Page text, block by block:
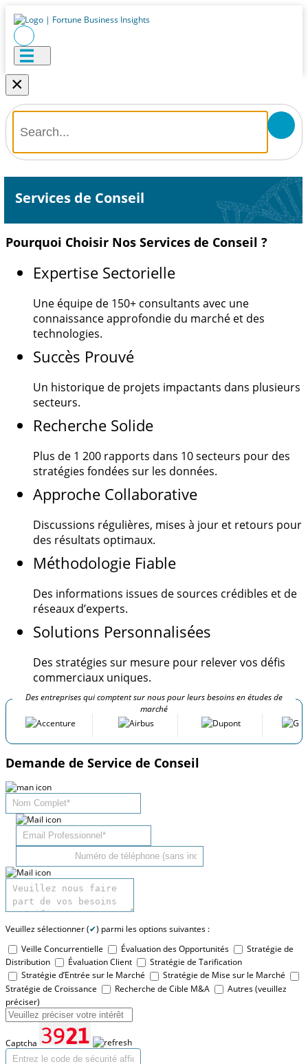
×
Services de Conseil
Pourquoi Choisir Nos Services de Conseil ?
Expertise Sectorielle
Une équipe de 150+ consultants avec une
connaissance approfondie du marché et des
technologies.
Succès Prouvé
Un historique de projets impactants dans plusieurs
secteurs.
Recherche Solide
Plus de 1 200 rapports dans 10 secteurs pour des
stratégies fondées sur les données.
Approche Collaborative
Discussions régulières, mises à jour et retours pour
des résultats optimaux.
Méthodologie Fiable
Des informations issues de sources crédibles et de
réseaux d’experts.
Solutions Personnalisées
Des stratégies sur mesure pour relever vos défis
commerciaux uniques.
Des entreprises qui comptent sur nous pour leurs besoins en études de
marché
Demande de Service de Conseil
Veuillez sélectionner (✔) parmi les options suivantes :
Veille Concurrentielle
Évaluation des Opportunités
Stratégie de
Distribution
Évaluation Client
Stratégie de Tarification
Stratégie d’Entrée sur le Marché
Stratégie de Mise sur le Marché
Stratégie de Croissance
Recherche de Cible M&A
Autres (veuillez
préciser)
Captcha